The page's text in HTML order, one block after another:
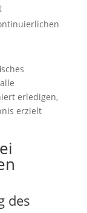
erledigen,
erzielt
des